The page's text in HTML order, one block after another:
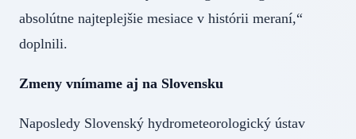
absolútne najteplejšie mesiace v histórii meraní,“
doplnili.
Zmeny vnímame aj na Slovensku
Naposledy Slovenský hydrometeorologický ústav